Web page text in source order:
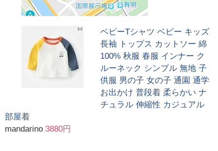
ベビーTシャツ ベビー キッズ
長袖 トップス カットソー 綿
100% 秋服 春服 インナー ク
ルーネック シンプル 無地 子
供服 男の子 女の子 通園 通学
お出かけ 普段着 柔らかい ナ
チュラル 伸縮性 カジュアル
部屋着
mandarino 3880円